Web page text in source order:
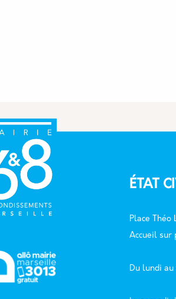
ÉTAT
Place
Accueil sur
Du lundi